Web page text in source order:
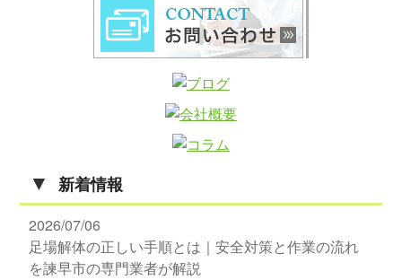
▼ 新着情報
2026/07/06
足場解体の正しい手順とは｜安全対策と作業の流れ
を諫早市の専門業者が解説